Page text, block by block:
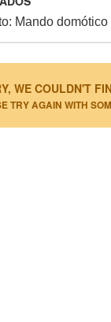
Mando domótico
WE COULDN'T
TRY AGAIN WITH